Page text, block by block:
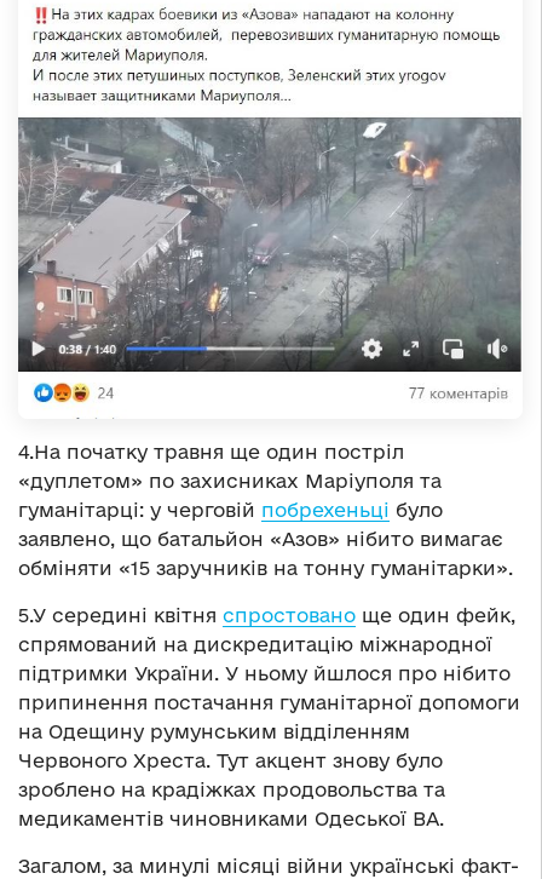
4.На початку травня ще один постріл
«дуплетом» по захисниках Маріуполя та
гуманітарці: у черговій побрехеньці було
заявлено, що батальйон «Азов» нібито вимагає
обміняти «15 заручників на тонну гуманітарки».
5.У середині квітня спростовано ще один фейк,
спрямований на дискредитацію міжнародної
підтримки України. У ньому йшлося про нібито
припинення постачання гуманітарної допомоги
на Одещину румунським відділенням
Червоного Хреста. Тут акцент знову було
зроблено на крадіжках продовольства та
медикаментів чиновниками Одеської ВА.
Загалом, за минулі місяці війни українські факт-